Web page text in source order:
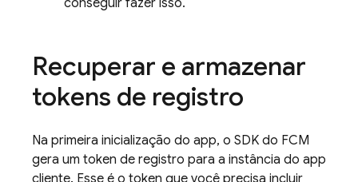
conseguir fazer isso.
Recuperar e armazenar
tokens de registro
Na primeira inicialização do app, o SDK do FCM
gera um token de registro para a instância do app
cliente. Esse é o token que você precisa incluir